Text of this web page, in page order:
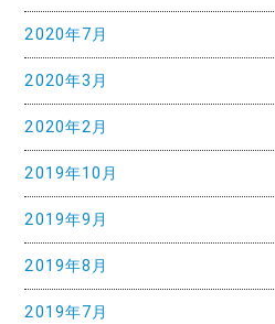
2020年7月
2020年3月
2020年2月
2019年10月
2019年9月
2019年8月
2019年7月